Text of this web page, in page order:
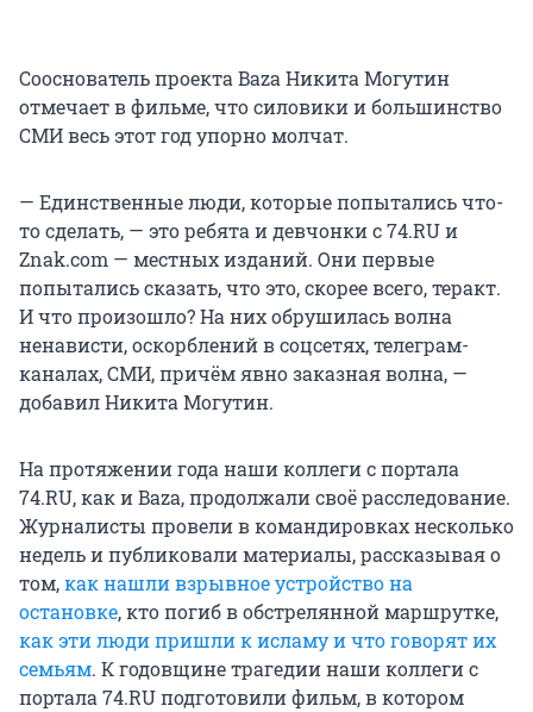
Сооснователь проекта Baza Никита Могутин
отмечает в фильме, что силовики и большинство
СМИ весь этот год упорно молчат.
— Единственные люди, которые попытались что-
то сделать, — это ребята и девчонки с 74.RU и
Znak.com — местных изданий. Они первые
попытались сказать, что это, скорее всего, теракт.
И что произошло? На них обрушилась волна
ненависти, оскорблений в соцсетях, телеграм-
каналах, СМИ, причём явно заказная волна, —
добавил Никита Могутин.
На протяжении года наши коллеги с портала
74.RU, как и Baza, продолжали своё расследование.
Журналисты провели в командировках несколько
недель и публиковали материалы, рассказывая о
том,как нашли взрывное устройство на
остановке, кто погиб в обстрелянной маршрутке,
как эти люди пришли к исламу и что говорят их
семьям. К годовщине трагедии наши коллеги с
портала 74.RU подготовили фильм, в котором